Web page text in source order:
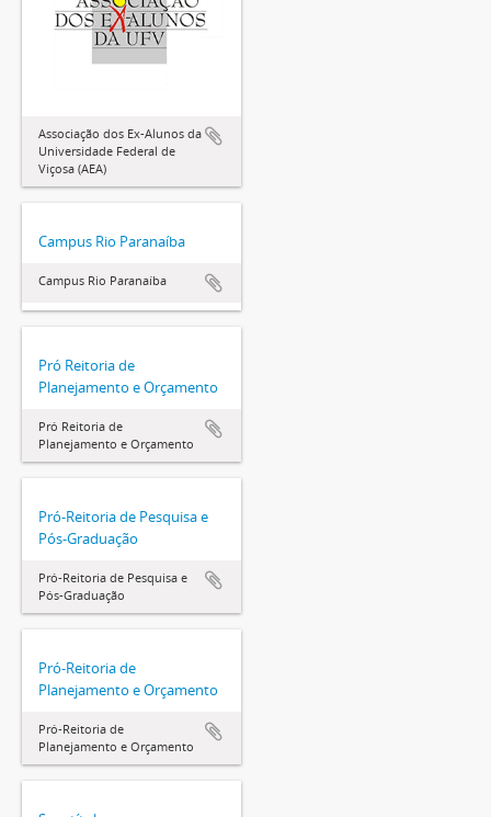
Associação dos Ex-Alunos da
Universidade Federal de
Viçosa (AEA)
Campus Rio Paranaíba
Campus Rio Paranaíba
Pró Reitoria de
Planejamento e Orçamento
Pró Reitoria de
Planejamento e Orçamento
Pró-Reitoria de Pesquisa e
Pós-Graduação
Pró-Reitoria de Pesquisa e
Pós-Graduação
Pró-Reitoria de
Planejamento e Orçamento
Pró-Reitoria de
Planejamento e Orçamento